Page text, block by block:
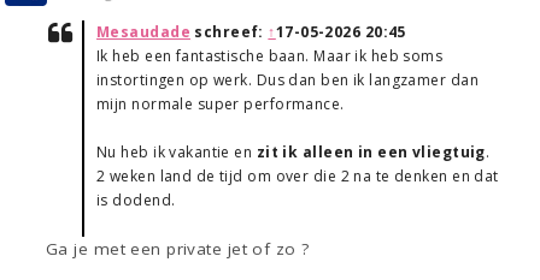
Mesaudade schreef: ↑17-05-2026 20:45
Ik heb een fantastische baan. Maar ik heb soms
instortingen op werk. Dus dan ben ik langzamer dan
mijn normale super performance.
Nu heb ik vakantie en zit ik alleen in een vliegtuig.
2 weken land de tijd om over die 2 na te denken en dat
is dodend.
Ga je met een private jet of zo ?